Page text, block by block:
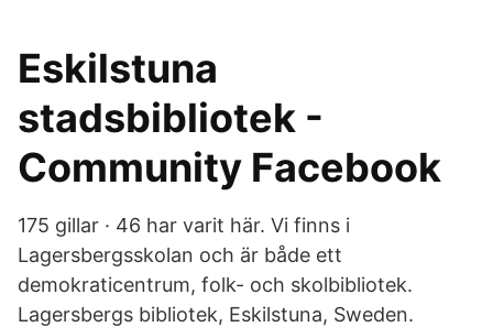
Eskilstuna
stadsbibliotek -
Community Facebook
175 gillar · 46 har varit här. Vi finns i
Lagersbergsskolan och är både ett
demokraticentrum, folk- och skolbibliotek.
Lagersbergs bibliotek, Eskilstuna, Sweden.